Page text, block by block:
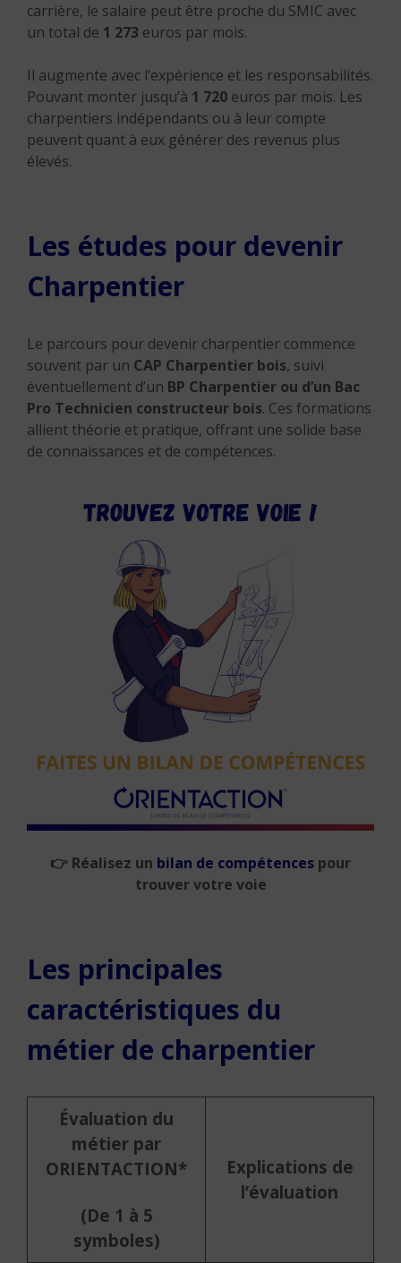
carrière, le salaire peut être proche du SMIC avec
un total de 1 273 euros par mois.
Il augmente avec l’expérience et les responsabilités.
Pouvant monter jusqu’à 1 720 euros par mois. Les
charpentiers indépendants ou à leur compte
peuvent quant à eux générer des revenus plus
élevés.
Les études pour devenir
Charpentier
Le parcours pour devenir charpentier commence
souvent par un CAP Charpentier bois, suivi
éventuellement d’un BP Charpentier ou d’un Bac
Pro Technicien constructeur bois. Ces formations
allient théorie et pratique, offrant une solide base
de connaissances et de compétences.
👉 Réalisez un bilan de compétences pour
trouver votre voie
Les principales
caractéristiques du
métier de charpentier
Évaluation du
métier par
ORIENTACTION*
(De 1 à 5
symboles)
Explications de
l’évaluation